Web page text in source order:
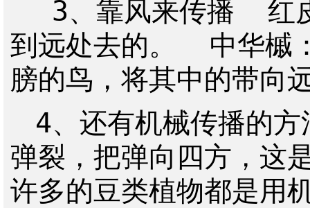
到远处去的。  中华槭
膀的鸟，将其中的带
4、还有机械传播的
弹裂，把弹向四方，这
许多的豆类植物都是用